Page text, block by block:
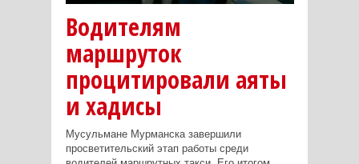
Водителям
маршруток
процитировали аяты
и хадисы
Мусульмане Мурманска завершили
просветительский этап работы среди